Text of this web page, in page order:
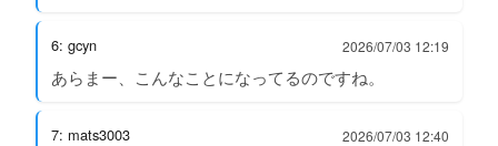
6: gcyn 2026/07/03 12:19
あらまー、こんなことになってるのですね。
7: mats3003 2026/07/03 12:40